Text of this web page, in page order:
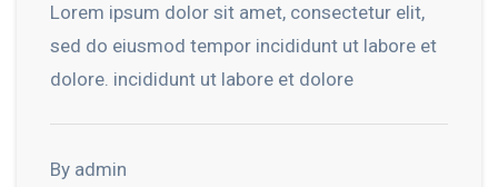
Lorem ipsum dolor sit amet, consectetur elit,
sed do eiusmod tempor incididunt ut labore et
dolore. incididunt ut labore et dolore
By admin